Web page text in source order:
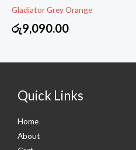
Gladiator Grey Orange
රු9,090.00
Quick Links
Home
About